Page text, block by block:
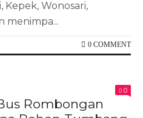
Kepek, Wonosari,
menimpa...
0 COMMENT
0
Rombongan